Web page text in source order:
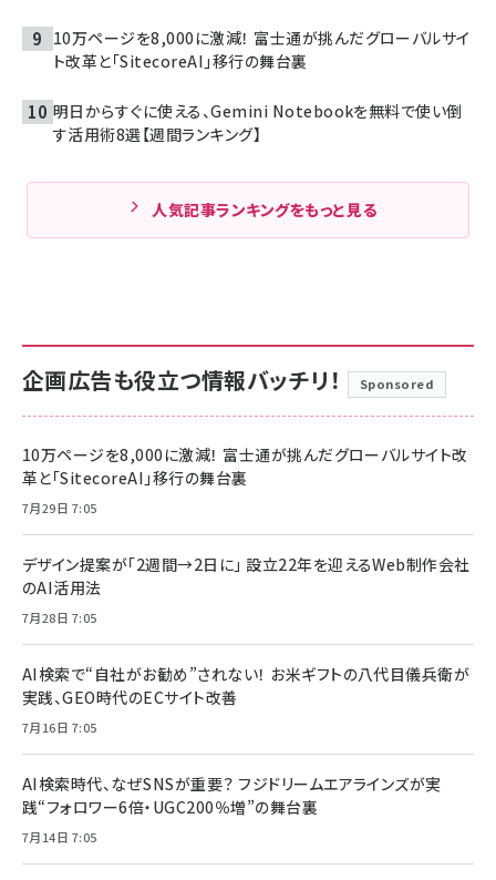
10万ページを8,000に激減！ 富士通が挑んだグローバルサイ
ト改革と「SitecoreAI」移行の舞台裏
明日からすぐに使える、Gemini Notebookを無料で使い倒
す活用術8選【週間ランキング】
人気記事ランキングをもっと見る
企画広告も役立つ情報バッチリ！ Sponsored
10万ページを8,000に激減！ 富士通が挑んだグローバルサイト改
革と「SitecoreAI」移行の舞台裏
7月29日 7:05
デザイン提案が「2週間→2日に」 設立22年を迎えるWeb制作会社
のAI活用法
7月28日 7:05
AI検索で“自社がお勧め”されない！ お米ギフトの八代目儀兵衛が
実践、GEO時代のECサイト改善
7月16日 7:05
AI検索時代、なぜSNSが重要？ フジドリームエアラインズが実
践“フォロワー6倍・UGC200％増”の舞台裏
7月14日 7:05